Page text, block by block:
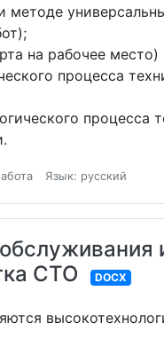
методе
на рабочее место)
процесса
процесса
Язык: русский
СТО
DOCX